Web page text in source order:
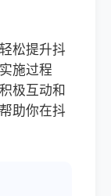
松提升抖
施过程
极互动和
助你在抖